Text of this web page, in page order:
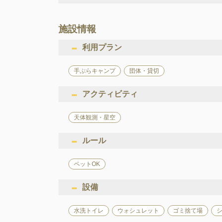
施設情報
利用プラン
手ぶらキャンプ 団体・貸切
アクティビティ
天体観測・星空
ルール
ペットOK
設備
水洗トイレ ウォシュレット ゴミ捨て場